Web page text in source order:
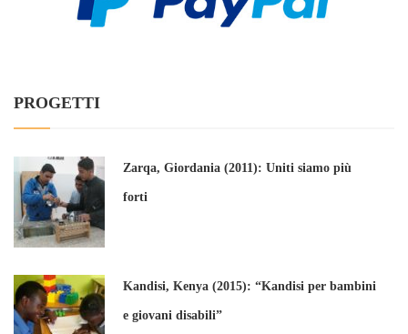
PROGETTI
Zarqa, Giordania (2011): Uniti siamo più
forti
Kandisi, Kenya (2015): “Kandisi per bambini
e giovani disabili”